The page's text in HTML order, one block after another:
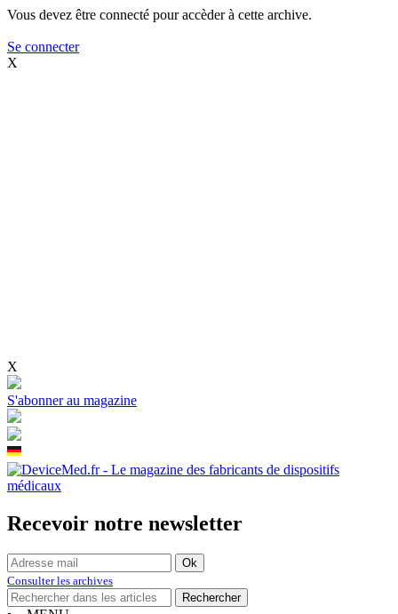
Vous devez être connecté pour accèder à cette archive.
Se connecter
X
X
S'abonner au magazine
Recevoir notre newsletter
Consulter les archives